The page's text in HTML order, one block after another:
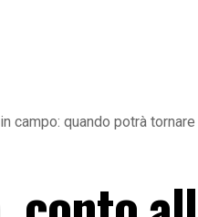
campo: quando potrà